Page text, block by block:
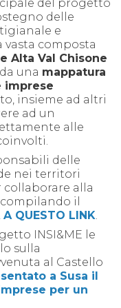
del progetto
delle
e
vasta composta
Alta Val Chisone
una mappatura
imprese
insieme ad altri
ad un
alle
delle
nei territori
alla
il
A QUESTO LINK
INSI&ME le
sulla
al Castello
a Susa il
per un